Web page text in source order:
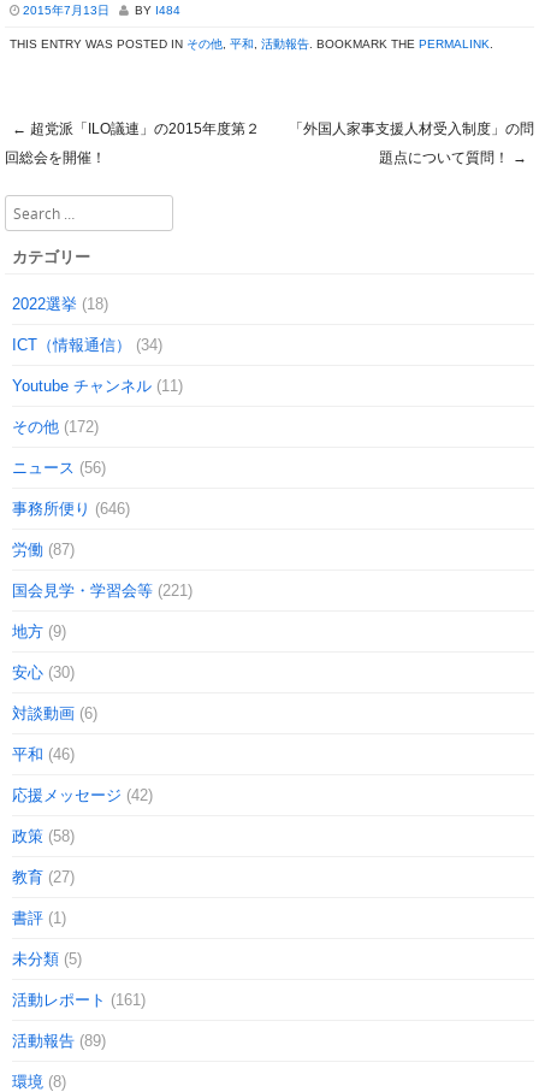
2015年7月13日 BY I484
THIS ENTRY WAS POSTED IN その他 平和 活動報告 . BOOKMARK THE PERMALINK
Post navigation
← 超党派「ILO議連」の2015年度第２
回総会を開催！
「外国人家事支援人材受入制度」の問
題点について質問！
→
Search
カテゴリー
2022選挙 (18)
ICT（情報通信） (34)
Youtube チャンネル (11)
その他 (172)
ニュース (56)
事務所便り (646)
労働 (87)
国会見学・学習会等 (221)
地方 (9)
安心 (30)
対談動画 (6)
平和 (46)
応援メッセージ (42)
政策 (58)
教育 (27)
書評 (1)
未分類 (5)
活動レポート (161)
活動報告 (89)
環境 (8)